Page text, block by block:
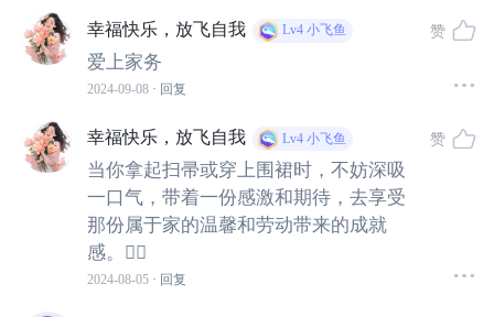
膳食指南提供的《常见身体活动强度和能量消耗表》，许
多看似轻松的家务活动都被归类为有强度的运动范畴。例
如，手洗衣服和扫地等，这些在日常生活中看似简单的动
运动强度。
以体重56公斤的女性为例，如果她进行30分钟的手洗衣服
活动，大约会消耗90千卡的能量；而进行拖地或扫地，同
样的时间大约会消耗98千卡的能量。这些都属于中等强度
的活动，能够有效地促进身体健康。
幸福快乐，放飞自我 Lv4 小飞鱼
爱上家务
2024-09-08 · 回复
赞
幸福快乐，放飞自我 Lv4 小飞鱼
当你拿起扫帚或穿上围裙时，不妨深吸
一口气，带着一份感激和期待，去享受
那份属于家的温馨和劳动带来的成就
感。👍🏻
2024-08-05 · 回复
赞